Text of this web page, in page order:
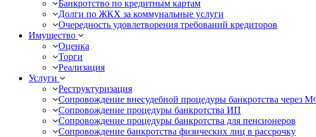
Банкротство по кредитным картам
Долги по ЖКХ за коммунальные услуги
Очередность удовлетворения требований кредиторов
Имущество
Оценка
Торги
Реализация
Услуги
Реструктуризация
Сопровождение внесудебной процедуры банкротства через
Сопровождение процедуры банкротства ИП
Сопровождение процедуры банкротства для пенсионеров
Сопровождение банкротства физических лиц в рассрочку